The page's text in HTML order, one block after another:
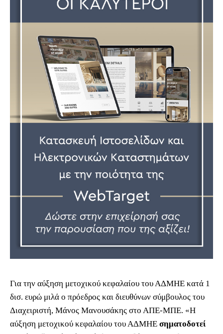
Για την αύξηση μετοχικού κεφαλαίου του ΑΔΜΗΕ κατά 1
δισ. ευρώ μιλά ο πρόεδρος και διευθύνων σύμβουλος του
Διαχειριστή, Μάνος Μανουσάκης στο ΑΠΕ-ΜΠΕ. «Η
αύξηση μετοχικού κεφαλαίου του ΑΔΜΗΕ σηματοδοτεί